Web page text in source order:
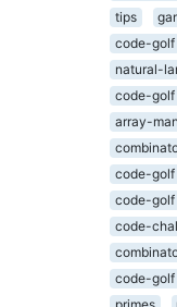
tips
code-golf
natural-
code-golf
array-
code-golf
code-golf
code-
code-golf